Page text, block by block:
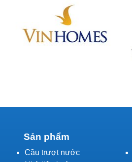
Sản phẩm
Cầu trượt nước